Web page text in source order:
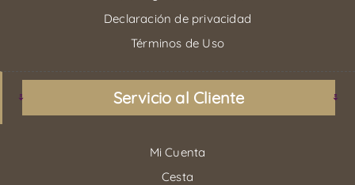
Declaración de privacidad
Términos de Uso
Servicio al Cliente
Mi Cuenta
Cesta